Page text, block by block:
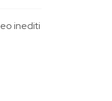
inediti